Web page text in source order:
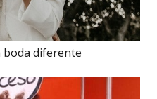
diferente